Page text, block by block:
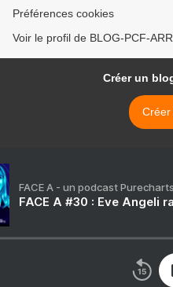
Préférences cookies
Voir le profil de BLOG-PCF-
Créer un
Créer
FACE A - un podcast Purecharts
FACE A #30 : Eve Angeli